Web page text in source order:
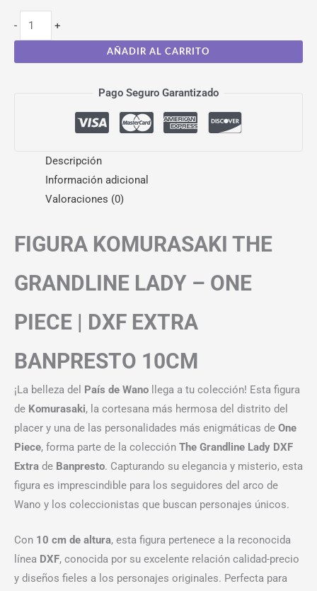
- +
AÑADIR AL CARRITO
Pago Seguro Garantizado
Descripción
Información adicional
Valoraciones (0)
FIGURA KOMURASAKI THE
GRANDLINE LADY – ONE
PIECE | DXF EXTRA
BANPRESTO 10CM
¡La belleza del País de Wano llega a tu colección! Esta figura
de Komurasaki, la cortesana más hermosa del distrito del
placer y una de las personalidades más enigmáticas de One
Piece, forma parte de la colección The Grandline Lady DXF
Extra de Banpresto. Capturando su elegancia y misterio, esta
figura es imprescindible para los seguidores del arco de
Wano y los coleccionistas que buscan personajes únicos.
Con 10 cm de altura, esta figura pertenece a la reconocida
línea DXF, conocida por su excelente relación calidad-precio
y diseños fieles a los personajes originales. Perfecta para